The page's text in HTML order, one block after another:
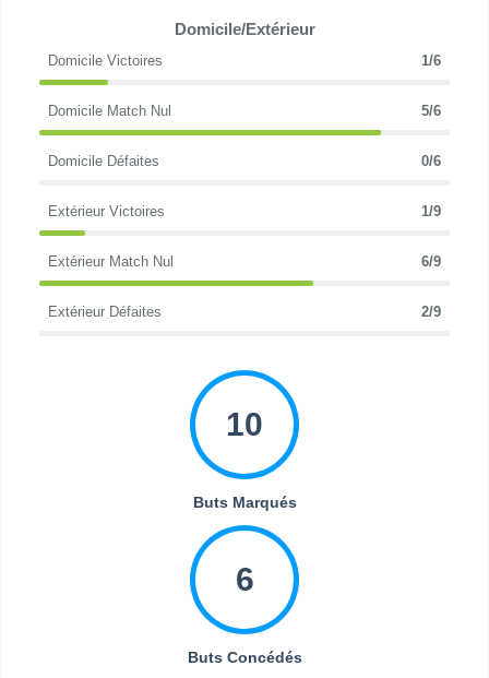
Domicile/Extérieur
Domicile Victoires 1/6
Domicile Match Nul 5/6
Domicile Défaites 0/6
Extérieur Victoires 1/9
Extérieur Match Nul 6/9
Extérieur Défaites 2/9
10
Buts Marqués
6
Buts Concédés